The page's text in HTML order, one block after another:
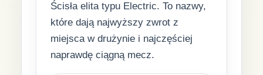
Ścisła elita typu Electric. To nazwy,
które dają najwyższy zwrot z
miejsca w drużynie i najczęściej
naprawdę ciągną mecz.